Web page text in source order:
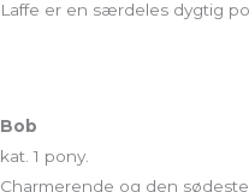
Laffe er en særdeles dygtig
Bob
kat. 1 pony.
Charmerende og den